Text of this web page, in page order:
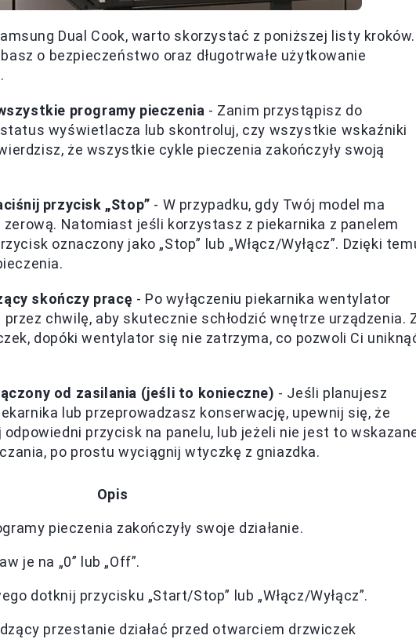
Dual Cook, warto skorzystać z poniższej listy kroków.
o bezpieczeństwo oraz długotrwałe użytkowanie
programy pieczenia - Zanim przystąpisz do
wyświetlacza lub skontroluj, czy wszystkie wskaźniki
że wszystkie cykle pieczenia zakończyły swoją
przycisk „Stop” - W przypadku, gdy Twój model ma
zerową. Natomiast jeśli korzystasz z piekarnika z panelem
oznaczony jako „Stop” lub „Włącz/Wyłącz”. Dzięki
skończy pracę - Po wyłączeniu piekarnika wentylator
przez chwilę, aby skutecznie schłodzić wnętrze urządzenia.
dopóki wentylator się nie zatrzyma, co pozwoli Ci
od zasilania (jeśli to konieczne) - Jeśli planujesz
lub przeprowadzasz konserwację, upewnij się, że
odpowiedni przycisk na panelu, lub jeżeli nie jest to
po prostu wyciągnij wtyczkę z gniazdka.
Opis
pieczenia zakończyły swoje działanie.
je na „0” lub „Off”.
dotknij przycisku „Start/Stop” lub „Włącz/Wyłącz”.
przestanie działać przed otwarciem drzwiczek